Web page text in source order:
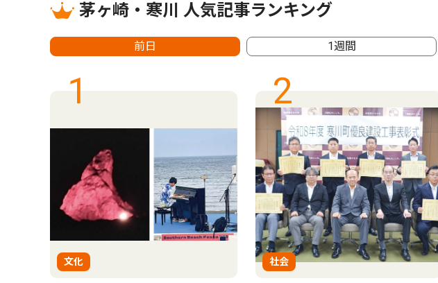
茅ヶ崎・寒川 人気記事ランキング
前日 1週間
1
文化
2
社会